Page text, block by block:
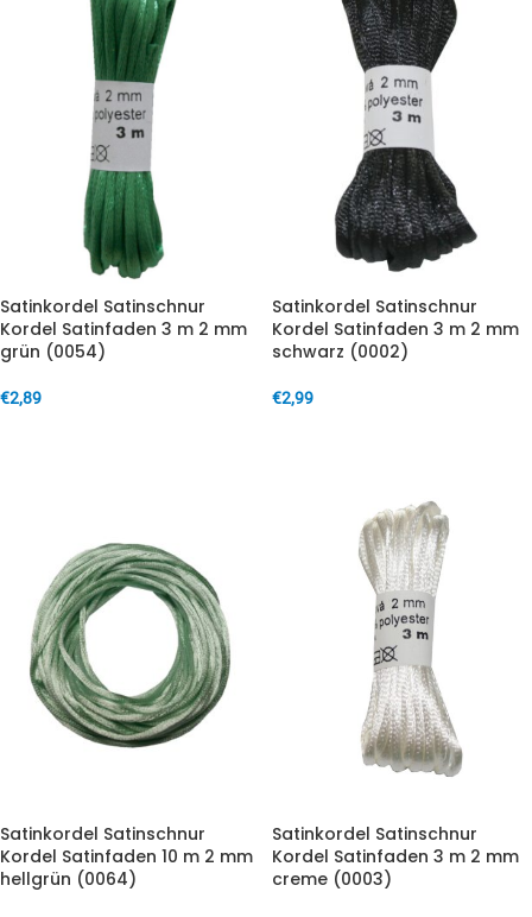
Satinkordel Satinschnur
Kordel Satinfaden 3 m 2 mm
grün (0054)
€2,89
Satinkordel Satinschnur
Kordel Satinfaden 3 m 2 mm
schwarz (0002)
€2,99
Satinkordel Satinschnur
Kordel Satinfaden 10 m 2 mm
hellgrün (0064)
Satinkordel Satinschnur
Kordel Satinfaden 3 m 2 mm
creme (0003)